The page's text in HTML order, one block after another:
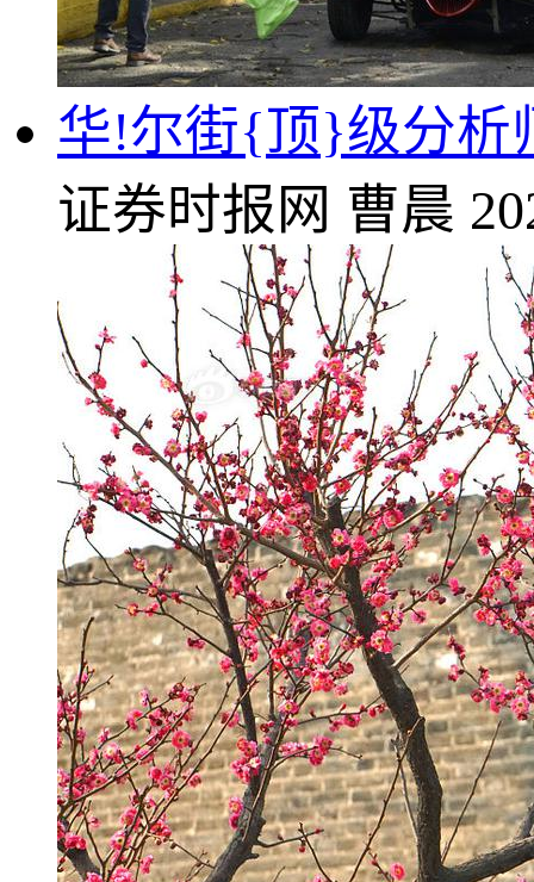
华!尔街{顶}级分析
证券时报网 曹晨